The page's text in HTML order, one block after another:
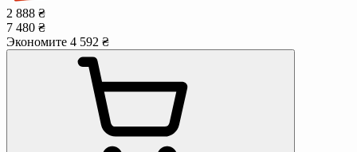
2 888 ₴
7 480 ₴
Экономите 4 592 ₴